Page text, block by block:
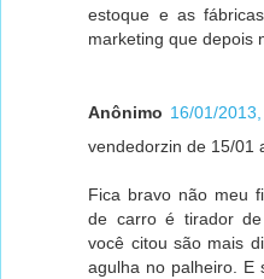
estoque e as
marketing que depois
Anônimo 16/01/
vendedorzin de 15/01
Fica bravo não meu
de carro é tirador
você citou são mais
agulha no palheiro.